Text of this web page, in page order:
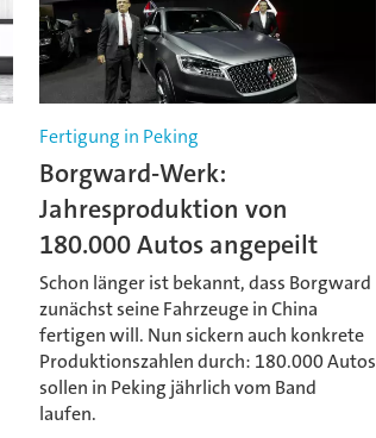
Fertigung in Peking
Borgward-Werk:
Jahresproduktion von
180.000 Autos angepeilt
Schon länger ist bekannt, dass Borgward
zunächst seine Fahrzeuge in China
fertigen will. Nun sickern auch konkrete
Produktionszahlen durch: 180.000 Autos
sollen in Peking jährlich vom Band
laufen.